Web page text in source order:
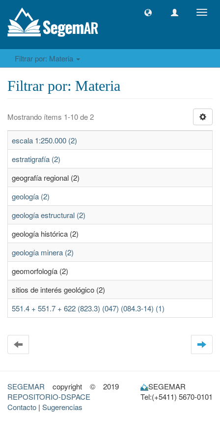
Filtrar por: Materia
Filtrar por: Materia
Mostrando ítems 1-10 de 2
escala 1:250.000 (2)
estratigrafía (2)
geografía regional (2)
geología (2)
geología estructural (2)
geología histórica (2)
geología minera (2)
geomorfología (2)
sitios de interés geológico (2)
551.4 + 551.7 + 622 (823.3) (047) (084.3-14) (1)
SEGEMAR copyright © 2019
REPOSITORIO-DSPACE
Contacto | Sugerencias
SEGEMAR
Tel:(+5411) 5670-0101